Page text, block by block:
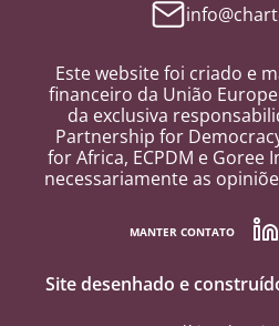
Este website foi criado e
financeiro da União
da exclusiva
Partnership for
for Africa, ECPDM e Goree
necessariamente as
MANTER CONTATO
Site desenhado e